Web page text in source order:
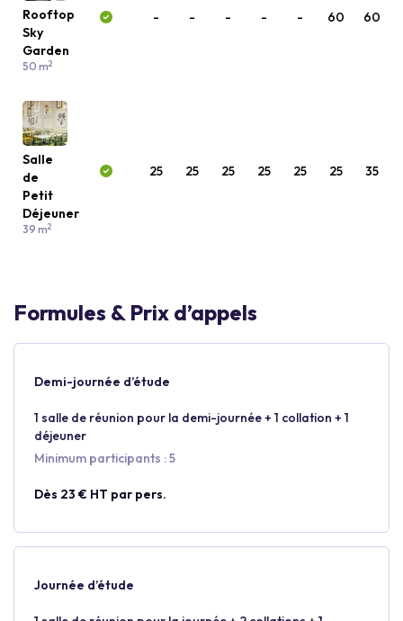
Rooftop
Sky
Garden
50 m2
- - - - - 60 60
Salle
de
Petit
Déjeuner
39 m2
25 25 25 25 25 25 35
Formules & Prix d’appels
Demi-journée d’étude
1 salle de réunion pour la demi-journée + 1 collation + 1
déjeuner
Minimum participants : 5
Dès 23 € HT par pers.
Journée d’étude